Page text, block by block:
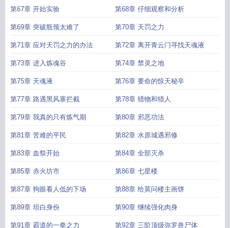
第67章 开始实验 第68章 仔细观察和分析
第69章 突破瓶颈太难了 第70章 天罚之力
第71章 应对天罚之力的办法 第72章 离开青云门寻找天魂液
第73章 进入炼魂谷 第74章 禁灵之地
第75章 天魂液 第76章 要命的惊天秘辛
第77章 路遇黑风寨拦截 第78章 猎物和猎人
第79章 我真的只有炼气期 第80章 邪恶功法
第81章 苦难的平民 第82章 水原城遇邪修
第83章 血祭开始 第84章 全部灭杀
第85章 赤火坊市 第86章 七星楼
第87章 狗眼看人低的下场 第88章 给莫问楼主画饼
第89章 坦白身份 第90章 继续强化肉身
第91章 霸道的一拳之力 第92章 三阶顶级弥罗兽尸体